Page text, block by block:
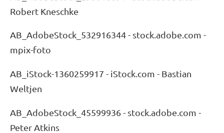
personalisieren, Funktionen für soziale Medien anbieten
analysieren. Außerdem geben wir Informationen zu Ihrer
Verwendung unserer Website an unsere Partner für
Partner führen diese Informationen möglicherweise mit
weiteren Daten zusammen, die Sie ihnen bereitgestellt
gesammelt haben. Sie geben Einwilligung zu unseren
Cookies, wenn Sie unsere Webseite weiterhin nutzen.
Robert Kneschke
AB_AdobeStock_532916344 - stock.adobe.com -
mpix-foto
AB_iStock-1360259917 - iStock.com - Bastian
Weltjen
AB_AdobeStock_45599936 - stock.adobe.com -
Peter Atkins